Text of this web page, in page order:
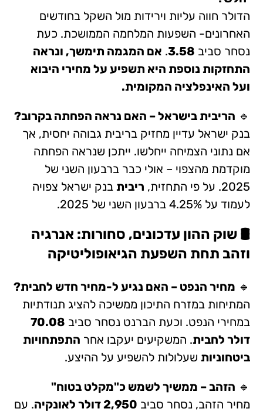
הדולר חווה עליות וירידות מול השקל בחודשים
האחרונים- השפעות המלחמה הממושכת. כעת
נסחר סביב 3.58
. אם המגמה תימשך, ונראה
התחזקות נוספת היא תשפיע על מחירי היבוא
ועל האינפלציה המקומית.
🔹 הריבית בישראל – האם נראה הפחתה בקרוב?
בנק ישראל עדיין מחזיק בריבית גבוהה יחסית, אך
אם נתוני הצמיחה ייחלשו. ייתכן שנראה הפחתה
מוקדמת מהצפוי – אולי כבר ברבעון השני של
2025. על פי התחזית,
ריבית בנק ישראל צפויה
לעמוד על 4.25% ברבעון השני של 2025.
🛢️ שוק ההון עדכונים, סחורות: אנרגיה
וזהב תחת השפעת הגיאופוליטיקה
🔹 מחיר הנפט – האם נגיע ל-מחיר חדש לחבית?
המתיחות במזרח התיכון ממשיכה להציג תנודתיות
במחירי הנפט. וכעת הברנט נסחר סביב 70.08
דולר לחבית. המשקיעים יעקבו אחר התפתחויות
ביטחוניות שעלולות להשפיע על ההיצע.
🔹 הזהב – ממשיך לשמש כ"מקלט בטוח"
מחיר הזהב, נסחר סביב 2,950 דולר לאונקיה
. עם